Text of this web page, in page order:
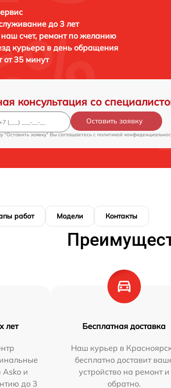
до 3 лет
счет, ремонт по желанию
курьера в день обращения
от 35 минут
консультация со
Оставить заявку
"Оставить заявку" Вы соглашаетесь c политикой
работ Модели Контакты
лет
Asko и
до 3
Бесплатная доставка
Наш курьер в
бесплатно доставит
устройство на ремонт и
обратно.